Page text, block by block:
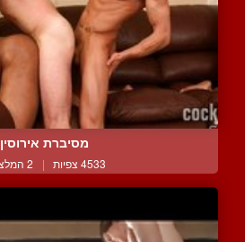
מסיברת אירוסין
4533 צפיות | 2 המלצות